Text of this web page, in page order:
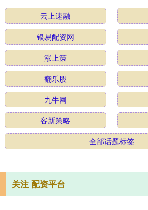
云上速融
银易配资网
涨上策
翻乐股
九牛网
客新策略
全部话题标签
关注 配资平台